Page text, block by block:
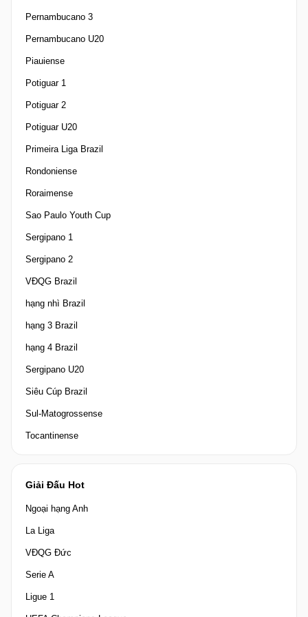
Pernambucano 3
Pernambucano U20
Piauiense
Potiguar 1
Potiguar 2
Potiguar U20
Primeira Liga Brazil
Rondoniense
Roraimense
Sao Paulo Youth Cup
Sergipano 1
Sergipano 2
VĐQG Brazil
hạng nhì Brazil
hạng 3 Brazil
hạng 4 Brazil
Sergipano U20
Siêu Cúp Brazil
Sul-Matogrossense
Tocantinense
Giải Đấu Hot
Ngoại hạng Anh
La Liga
VĐQG Đức
Serie A
Ligue 1